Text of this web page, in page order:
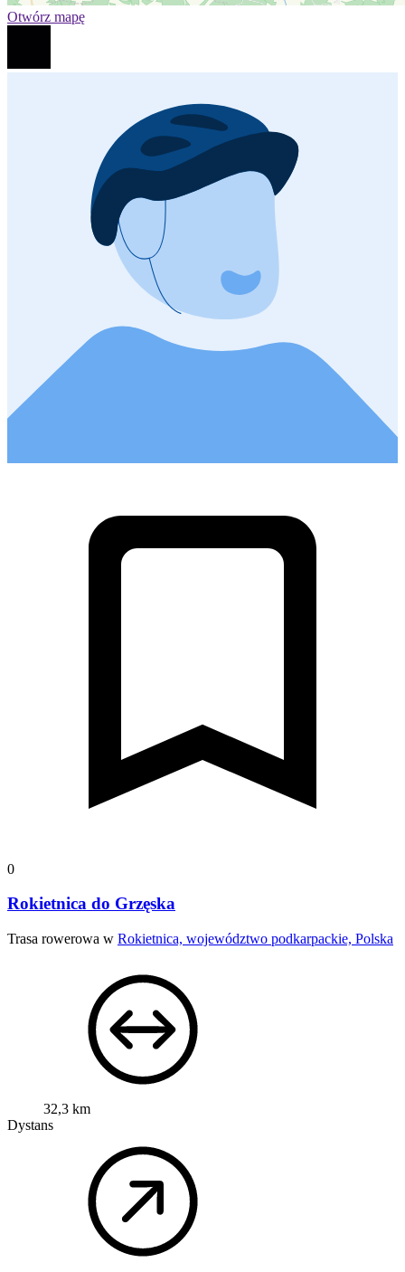
Otwórz mapę
0
Rokietnica do Grzęska
Trasa rowerowa w Rokietnica, województwo podkarpackie, Polska
32,3 km
Dystans